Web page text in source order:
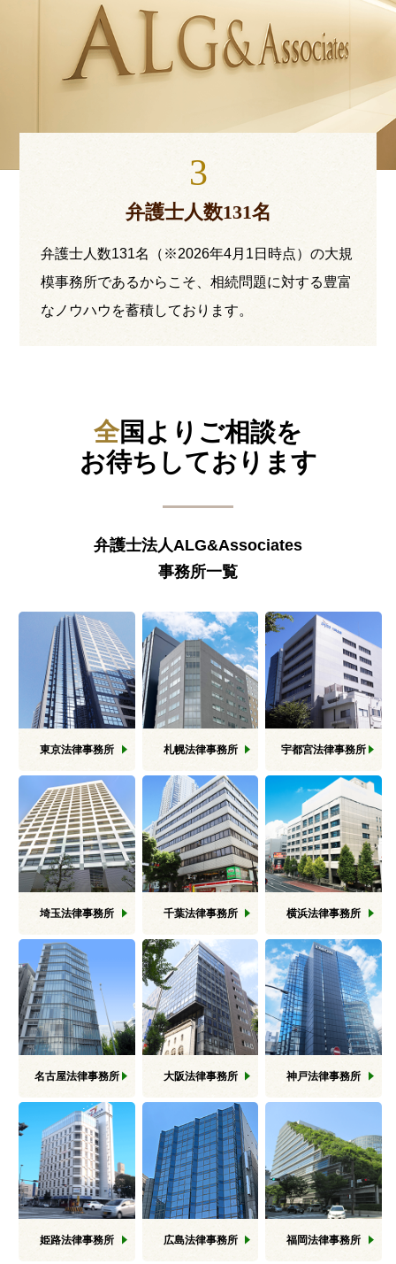
3
弁護士人数131名
弁護士人数131名（※2026年4月1日時点）の大規
模事務所であるからこそ、相続問題に対する豊富
なノウハウを蓄積しております。
全国よりご相談を
お待ちしております
弁護士法人ALG&Associates
事務所一覧
東京法律事務所 札幌法律事務所 宇都宮法律事務所
埼玉法律事務所 千葉法律事務所 横浜法律事務所
名古屋法律事務所 大阪法律事務所 神戸法律事務所
姫路法律事務所 広島法律事務所 福岡法律事務所